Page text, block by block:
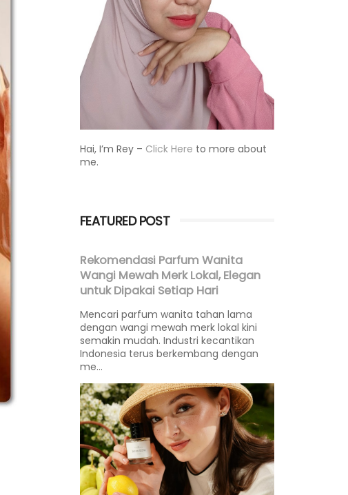
Hai, I’m Rey – Click Here to more about
me.
FEATURED POST
Rekomendasi Parfum Wanita
Wangi Mewah Merk Lokal, Elegan
untuk Dipakai Setiap Hari
Mencari parfum wanita tahan lama
dengan wangi mewah merk lokal kini
semakin mudah. Industri kecantikan
Indonesia terus berkembang dengan
me...